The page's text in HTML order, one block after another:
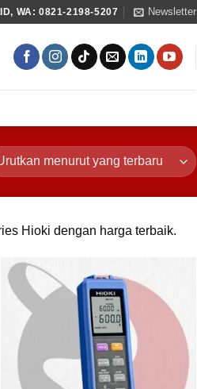
WA: 0821-2198-5207 Newsletter
Hioki dengan harga terbaik.